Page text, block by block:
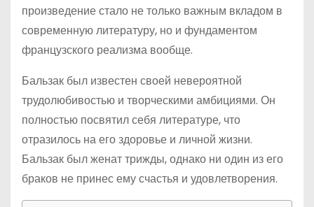
произведение стало не только важным вкладом в
современную литературу, но и фундаментом
французского реализма вообще.
Бальзак был известен своей невероятной
трудолюбивостью и творческими амбициями. Он
полностью посвятил себя литературе, что
отразилось на его здоровье и личной жизни.
Бальзак был женат трижды, однако ни один из его
браков не принес ему счастья и удовлетворения.